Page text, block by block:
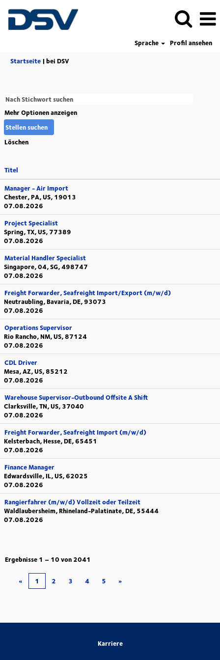
Sprache
Profil ansehen
Startseite | bei DSV(aktuelle
Mehr Optionen anzeigen
Löschen
Titel
Manager - Air Import
Chester, PA, US, 19013
07.08.2026
Project Specialist
Spring, TX, US, 77389
07.08.2026
Material Handler Specialist
Singapore, 04, SG, 498747
07.08.2026
Freight Forwarder, Seafreight Import/Export (m/w/d)
Neutraubling, Bavaria, DE, 93073
07.08.2026
Operations Supervisor
Rio Rancho, NM, US, 87124
07.08.2026
CDL Driver
Mesa, AZ, US, 85212
07.08.2026
Warehouse Supervisor-Outbound Offsite A Shift
Clarksville, TN, US, 37040
07.08.2026
Freight Forwarder, Seafreight Import (m/w/d)
Kelsterbach, Hesse, DE, 65451
07.08.2026
Finance Manager
Edwardsville, IL, US, 62025
07.08.2026
Rangierfahrer (m/w/d) Vollzeit oder Teilzeit
Waldlaubersheim, Rhineland-Palatinate, DE, 55444
07.08.2026
Ergebnisse 1 – 10 von 2041
« 1 2 3 4 5 »
Karriere